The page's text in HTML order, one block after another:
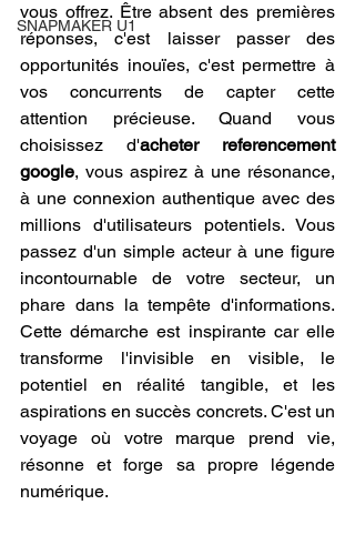
SNAPMAKER U1
vous offrez. Être absent des premières
réponses, c'est laisser passer des
opportunités inouïes, c'est permettre à
vos concurrents de capter cette
attention précieuse. Quand vous
choisissez d'acheter referencement
google, vous aspirez à une résonance,
à une connexion authentique avec des
millions d'utilisateurs potentiels. Vous
passez d'un simple acteur à une figure
incontournable de votre secteur, un
phare dans la tempête d'informations.
Cette démarche est inspirante car elle
transforme l'invisible en visible, le
potentiel en réalité tangible, et les
aspirations en succès concrets. C'est un
voyage où votre marque prend vie,
résonne et forge sa propre légende
numérique.